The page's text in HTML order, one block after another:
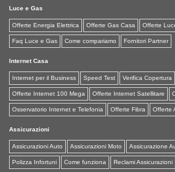
Lun-Ven 9:00-12:30; 13:30-19:30;
Appuntamento
Affida Novara
Via XX Settembre, 43, 28100
0321 031810
Lun-Ven 9:30-13:30; 14:30-18:30
Luce e Gas
Offerte Energia Elettrica Offerte Gas Casa Offerte
Faq Luce e Gas Come compariamo Fornitori Partner
Internet Casa
Internet per il Business Speed Test Verifica Copertura
Offerte Internet 100 Mega Offerte Internet Satellitare
Osservatorio Internet e Telefonia Offerte Fibra Offerte
Assicurazioni
Assicurazioni Auto Assicurazioni Moto Assicurazione
Polizza Infortuni Come funziona Reclami Assicurazioni